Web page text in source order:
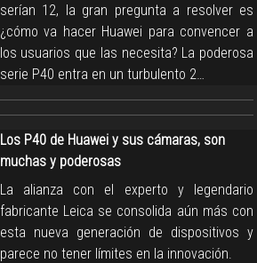
serían 12, la gran pregunta a resolver es
¿cómo va hacer Huawei para convencer a
los usuarios que las necesita? La poderosa
serie P40 entra en un turbulento 2…
Los P40 de Huawei y sus cámaras, son
muchas y poderosas
La alianza con el experto y legendario
fabricante Leica se consolida aún más con
esta nueva generación de dispositivos y
parece no tener límites en la innovación.